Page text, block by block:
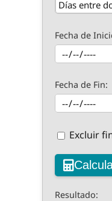
Fecha de
Fecha de Fin:
Excluir
Resultado: